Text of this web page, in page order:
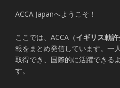
ACCA Japanへようこそ！
ここでは、ACCA（イギリス勅
報をまとめ発信しています。一
取得でき、国際的に活躍できる
す。